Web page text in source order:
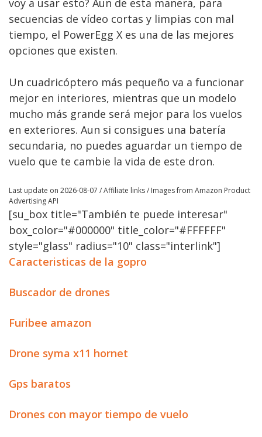
voy a usar esto? Aun de esta manera, para
secuencias de vídeo cortas y limpias con mal
tiempo, el PowerEgg X es una de las mejores
opciones que existen.
Un cuadricóptero más pequeño va a funcionar
mejor en interiores, mientras que un modelo
mucho más grande será mejor para los vuelos
en exteriores. Aun si consigues una batería
secundaria, no puedes aguardar un tiempo de
vuelo que te cambie la vida de este dron.
Last update on 2026-08-07 / Affiliate links / Images from Amazon Product
Advertising API
[su_box title="También te puede interesar"
box_color="#000000" title_color="#FFFFFF"
style="glass" radius="10" class="interlink"]
Caracteristicas de la gopro
Buscador de drones
Furibee amazon
Drone syma x11 hornet
Gps baratos
Drones con mayor tiempo de vuelo